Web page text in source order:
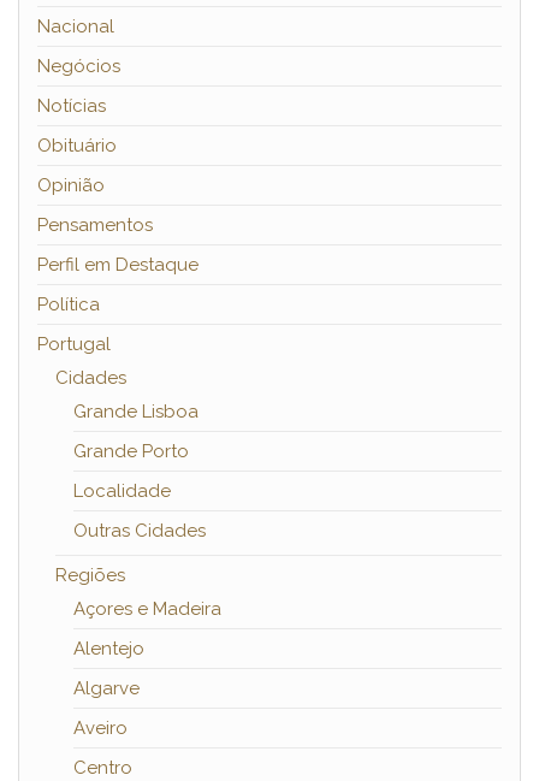
Nacional
Negócios
Notícias
Obituário
Opinião
Pensamentos
Perfil em Destaque
Política
Portugal
Cidades
Grande Lisboa
Grande Porto
Localidade
Outras Cidades
Regiões
Açores e Madeira
Alentejo
Algarve
Aveiro
Centro